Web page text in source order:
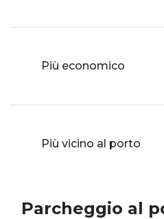
Più economico
Più vicino al porto
Parcheggio al